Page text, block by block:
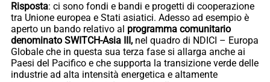
Risposta: ci sono fondi e bandi e progetti di cooperazione
tra Unione europea e Stati asiatici. Adesso ad esempio è
aperto un bando relativo al programma comunitario
denominato SWITCH-Asia III, nel quadro di NDICI – Europa
Globale che in questa sua terza fase si allarga anche ai
Paesi del Pacifico e che supporta la transizione verde delle
industrie ad alta intensità energetica e altamente